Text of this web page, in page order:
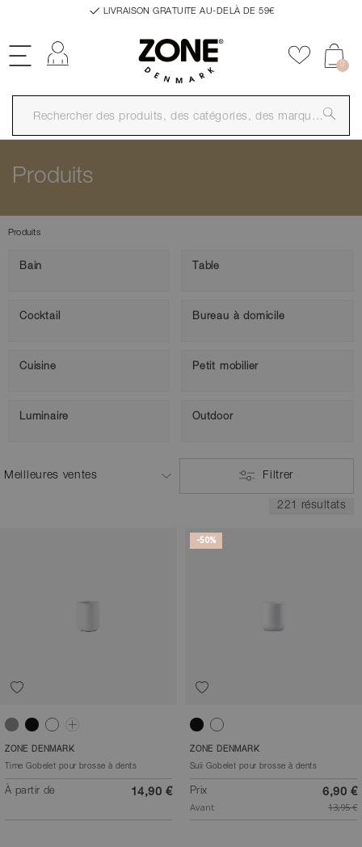
Se connecter Ajouter
0
Produits
Produits
Bain Table
Cocktail Bureau à domicile
Cuisine Petit mobilier
Luminaire Outdoor
Filtrer
221 résultats
Gris clair
NoirBlancConcrete
ZONE DENMARK
Time Gobelet pour brosse à dents
À partir de 14,90 €
-50%
NoirBlanc
ZONE DENMARK
Suii Gobelet pour brosse à dents
Prix 6,90 €
Avant 13,95 €